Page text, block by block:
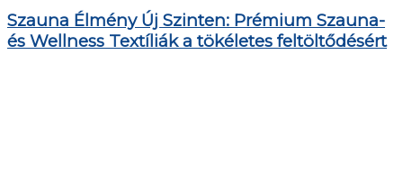
Szauna Élmény Új Szinten: Prémium Szauna-
és Wellness Textíliák a tökéletes feltöltődésért